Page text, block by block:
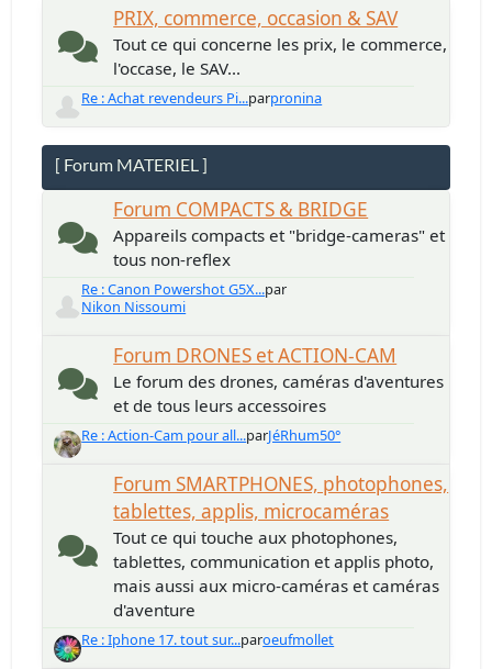
PRIX, commerce, occasion & SAV
Tout ce qui concerne les prix, le commerce,
l'occase, le SAV...
Re : Achat revendeurs Pi...parpronina
[ Forum MATERIEL ]
Forum COMPACTS & BRIDGE
Appareils compacts et "bridge-cameras" et
tous non-reflex
Re : Canon Powershot G5X...par
Nikon Nissoumi
Forum DRONES et ACTION-CAM
Le forum des drones, caméras d'aventures
et de tous leurs accessoires
Re : Action-Cam pour all...parJéRhum50°
Forum SMARTPHONES, photophones,
tablettes, applis, microcaméras
Tout ce qui touche aux photophones,
tablettes, communication et applis photo,
mais aussi aux micro-caméras et caméras
d'aventure
Re : Iphone 17. tout sur...paroeufmollet